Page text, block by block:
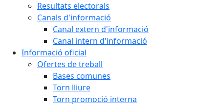
Resultats electorals
Canals d'informació
Canal extern d'informació
Canal intern d'informació
Informació oficial
Ofertes de treball
Bases comunes
Torn lliure
Torn promoció interna